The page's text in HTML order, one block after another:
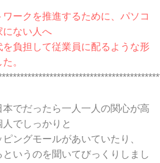
ークを推進するために、パソコ
にない人へ
負担して従業員に配るような形
。
でだったら一人一人の関心が高
でしっかりと
ングモールがあいていたり、
いうのを聞いてびっくりしまし